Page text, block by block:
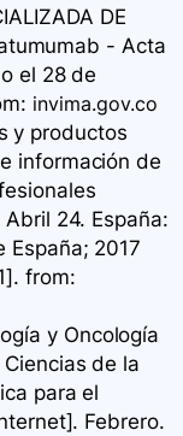
DE
- Acta
el 28 de
invima.gov.co
y productos
información de
24. España:
2017
from:
y Oncología
de la
para el
Febrero.